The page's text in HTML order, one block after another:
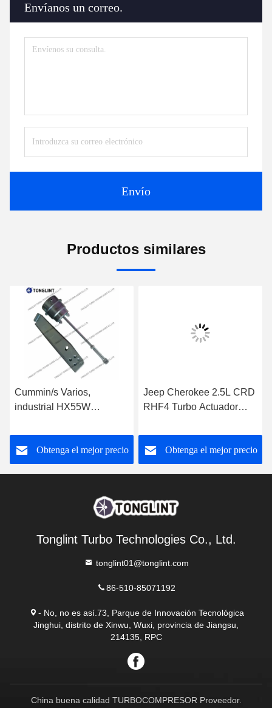
Envíanos un correo.
Envío
Productos similares
Cummin/s Varios,
industrial HX55W
turbocompresor 3592778
Obtenga el mejor precio
Jeep Cherokee 2.5L CRD
RHF4 Turbo Actuador
turbocompresor
VF40A013 VA70
Obtenga el mejor precio
Tonglint Turbo Technologies Co., Ltd.
tonglint01@tonglint.com
86-510-85071192
- No, no es así.73, Parque de Innovación Tecnológica
Jinghui, distrito de Xinwu, Wuxi, provincia de Jiangsu,
214135, RPC
China buena calidad TURBOCOMPRESOR Proveedor.